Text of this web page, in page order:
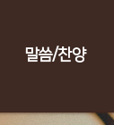
말씀/찬양